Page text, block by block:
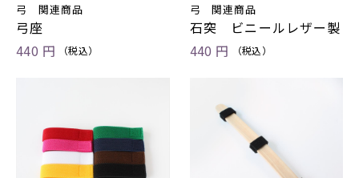
弓 関連商品
弓座
440 円
（税込）
弓 関連商品
石突 ビニールレザー製
440 円
（税込）